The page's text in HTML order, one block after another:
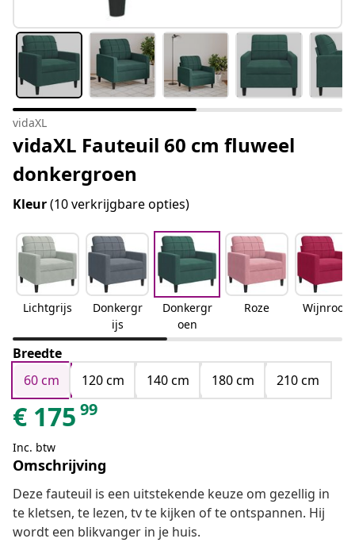
vidaXL
vidaXL Fauteuil 60 cm fluweel
donkergroen
Kleur(10 verkrijgbare opties)
Lichtgrijs
Donkergr
ijs
Donkergr
oen
Roze Wijnrood
Breedte
60 cm
120 cm 140 cm 180 cm 210 cm
€ 175 99
Inc. btw
Omschrijving
Deze fauteuil is een uitstekende keuze om gezellig in
te kletsen, te lezen, tv te kijken of te ontspannen. Hij
wordt een blikvanger in je huis.